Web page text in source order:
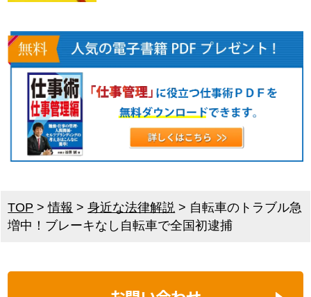
TOP >情報 >身近な法律解説 > 自転車のトラブル急
増中！ブレーキなし自転車で全国初逮捕